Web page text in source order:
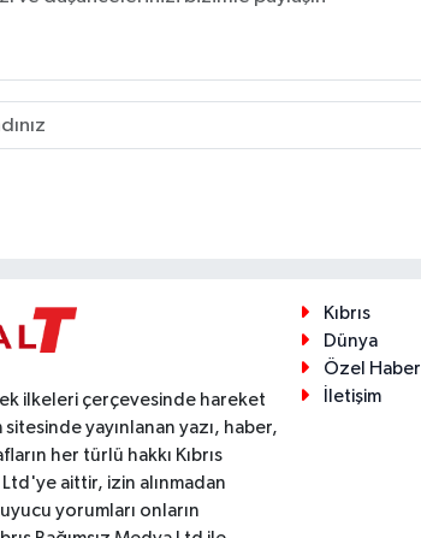
ilkeleri çerçevesinde hareket
yayınlanan yazı, haber,
her türlü hakkı Kıbrıs
Ltd'ye aittir, izin alınmadan
yorumları onların
Kıbrıs
Dünya
Özel Haber
İletişim